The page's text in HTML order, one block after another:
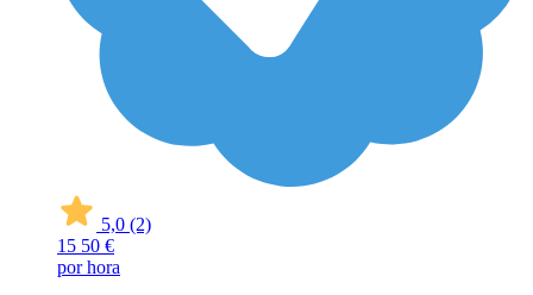
5,0 (2)
15 50 €
por hora